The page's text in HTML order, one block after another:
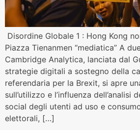
Disordine Globale 1 : Hong Kong
Piazza Tienanmen “mediatica” A
Cambridge Analytica, lanciata dal
strategie digitali a sostegno della
referendaria per la Brexit, si apre
sull’utilizzo e l’influenza dell’analisi
social degli utenti ad uso e
elettorali, […]